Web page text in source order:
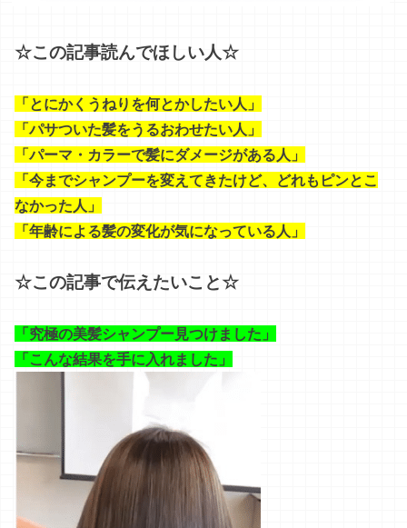
☆この記事読んでほしい人☆
「とにかくうねりを何とかしたい人」
「パサついた髪をうるおわせたい人」
「パーマ・カラーで髪にダメージがある人」
「今までシャンプーを変えてきたけど、どれもピンとこ
なかった人」
「年齢による髪の変化が気になっている人」
☆この記事で伝えたいこと☆
「究極の美髪シャンプー見つけました」
「こんな結果を手に入れました」